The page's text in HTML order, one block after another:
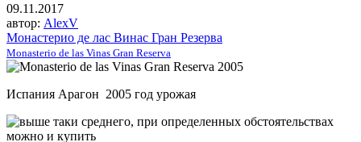
09.11.2017
автор: AlexV
Монастерио де лас Винас Гран Резерва
Monasterio de las Vinas Gran Reserva
Испания Арагон 2005 год урожая